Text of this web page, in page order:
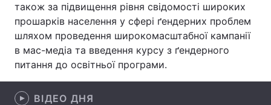
Архів Вакансії
Контакти
також за підвищення рівня свідомості широких
прошарків населення у сфері ґендерних проблем
шляхом проведення широкомасштабної кампанії
в мас-медіа та введення курсу з ґендерного
питання до освітньої програми.
ВІДЕО ДНЯ